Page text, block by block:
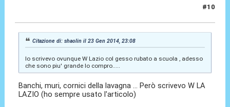
#10
Citazione di: shaolin il 23 Gen 2014, 23:08
Io scrivevo ovunque W Lazio col gesso rubato a scuola , adesso
che sono piu' grande lo compro.....
Banchi, muri, cornici della lavagna ... Però scrivevo W LA
LAZIO (ho sempre usato l'articolo)